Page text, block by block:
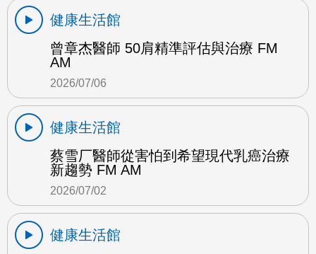
健康生活館
曾章杰醫師 50肩精準評估與治療 FM
AM
2026/07/06
健康生活館
蔡雪厂醫師從害怕到希望現代乳癌治療
新趨勢 FM AM
2026/07/02
健康生活館